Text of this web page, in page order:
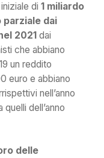
di 1 miliardo
parziale dai
2021 dai
che abbiano
un reddito
euro e abbiano
nell’anno
dell’anno
delle